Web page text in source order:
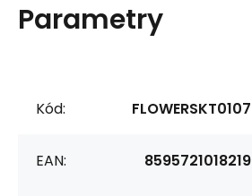
Parametry
Kód: FLOWERSKT0107
EAN: 8595721018219